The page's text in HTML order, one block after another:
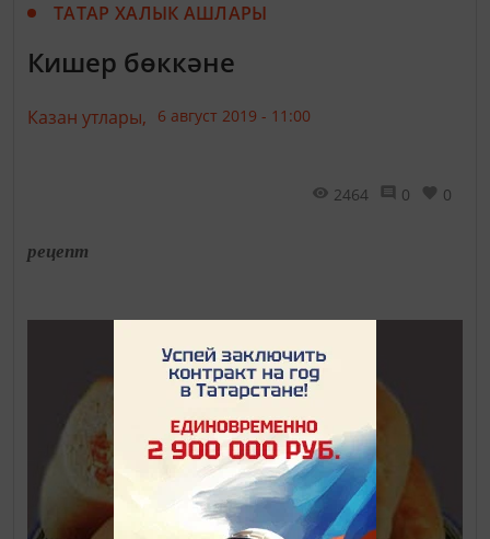
ТАТАР ХАЛЫК АШЛАРЫ
Кишер бөккәне
Казан утлары, 6 август 2019 - 11:00
2464 0 0
рецепт